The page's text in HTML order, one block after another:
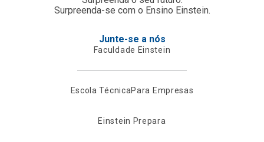
Surpreenda-se com o Ensino Einstein.
Junte-se a nós
Faculdade Einstein
Escola TécnicaPara Empresas
Einstein Prepara